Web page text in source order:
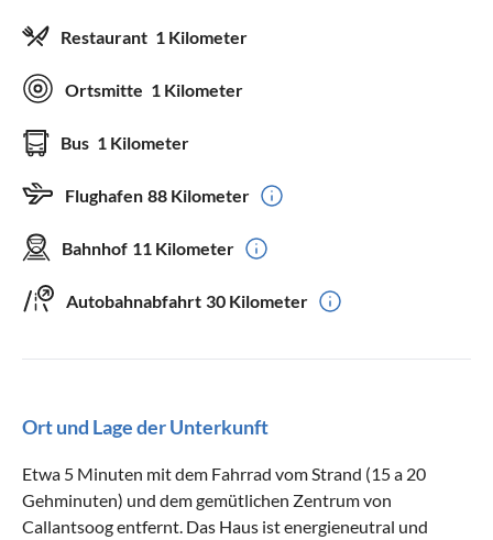
Restaurant 1 Kilometer
Ortsmitte 1 Kilometer
Bus 1 Kilometer
Flughafen 88 Kilometer
Bahnhof 11 Kilometer
Autobahnabfahrt 30 Kilometer
Ort und Lage der Unterkunft
Etwa 5 Minuten mit dem Fahrrad vom Strand (15 a 20
Gehminuten) und dem gemütlichen Zentrum von
Callantsoog entfernt. Das Haus ist energieneutral und